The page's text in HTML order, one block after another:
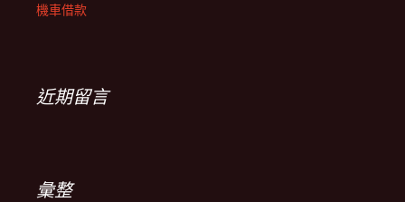
機車借款
近期留言
彙整